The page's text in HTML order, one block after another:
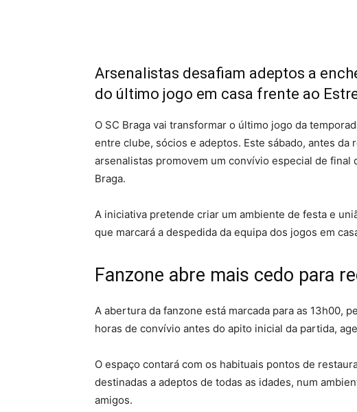
Arsenalistas desafiam adeptos a
do último jogo em casa frente ao
O SC Braga vai transformar o último jogo da
entre clube, sócios e adeptos. Este sábado, antes da
arsenalistas promovem um convívio especial de final
Braga.
A iniciativa pretende criar um ambiente de festa e
que marcará a despedida da equipa dos jogos em
Fanzone abre mais cedo para
A abertura da fanzone está marcada para as 13h00,
horas de convívio antes do apito inicial da partida,
O espaço contará com os habituais pontos de
destinadas a adeptos de todas as idades, num
amigos.